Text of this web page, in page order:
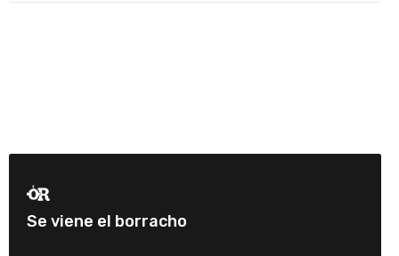
Se viene el borracho